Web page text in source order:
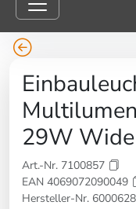
29W
Art.-Nr. 7100857
EAN 4069072090049
Hersteller-Nr.